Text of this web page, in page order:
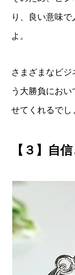
り、良い意味
よ。
さまざまなビ
う大勝負にお
せてくれるでし
【３】自